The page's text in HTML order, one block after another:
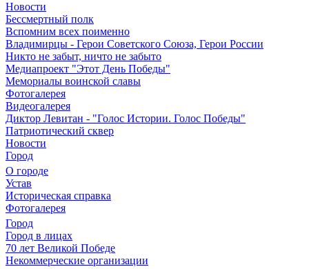
Новости
Бессмертный полк
Вспомним всех поименно
Владимирцы - Герои Советского Союза, Герои России
Никто не забыт, ничто не забыто
Медиапроект "Этот День Победы"
Мемориалы воинской славы
Фотогалерея
Видеогалерея
Диктор Левитан - "Голос Истории. Голос Победы"
Патриотический сквер
Новости
Город
О городе
Устав
Историческая справка
Фотогалерея
Город
Город в лицах
70 лет Великой Победе
Некоммерческие организации